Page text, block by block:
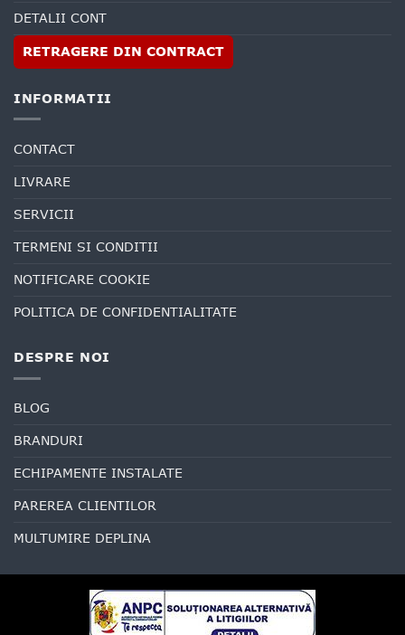
DETALII CONT
RETRAGERE DIN CONTRACT
INFORMATII
CONTACT
LIVRARE
SERVICII
TERMENI SI CONDITII
NOTIFICARE COOKIE
POLITICA DE CONFIDENTIALITATE
DESPRE NOI
BLOG
BRANDURI
ECHIPAMENTE INSTALATE
PAREREA CLIENTILOR
MULTUMIRE DEPLINA